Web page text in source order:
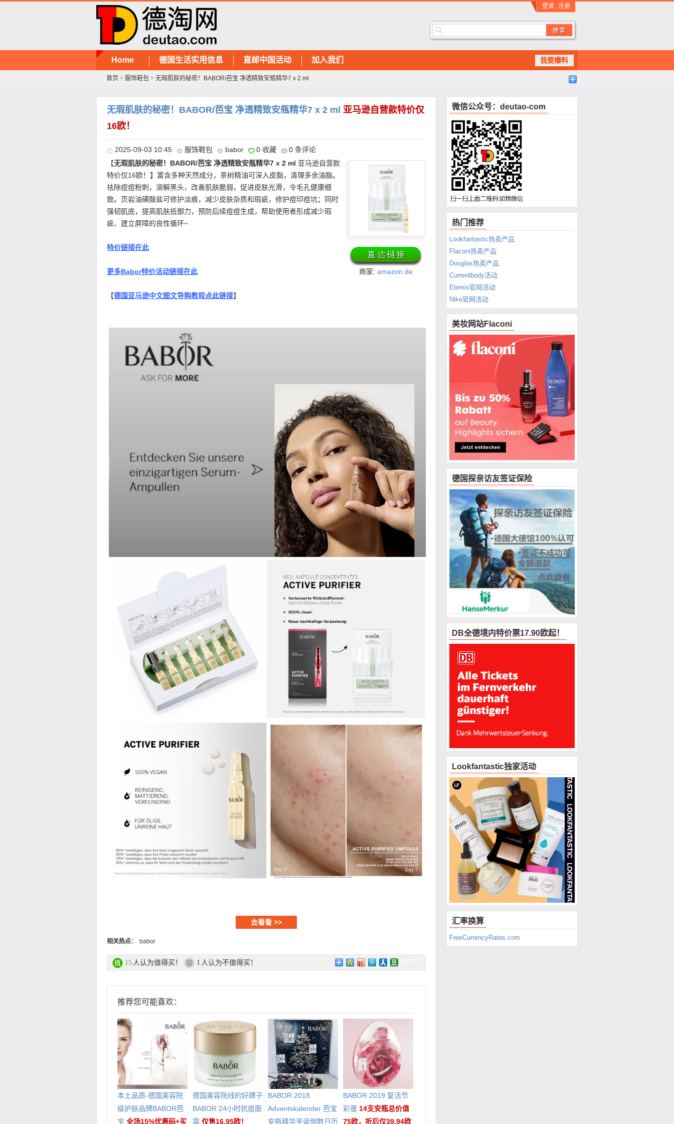
登录 注册
我要爆料
Home 德国生活实用信息 直邮中国活动 加入我们
首页 > 服饰鞋包 > 无瑕肌肤的秘密！BABOR/芭宝 净透精致安瓶精华7 x 2 ml
无瑕肌肤的秘密！BABOR/芭宝 净透精致安瓶精华7 x 2 ml 亚马逊自营款特价仅
16欧！
2025-09-03 10:45 服饰鞋包 babor 0 收藏 0 条评论
商家: amazon.de
【无瑕肌肤的秘密！BABOR/芭宝 净透精致安瓶精华7 x 2 ml 亚马逊自营款
特价仅16欧！】富含多种天然成分，茶树精油可深入皮脂，清理多余油脂。
祛除痘痘粉刺，溶解黑头，改善肌肤脆弱，促进皮肤光滑，令毛孔健康细
致。页岩油磺酸盐可修护淡痕，减少皮肤杂质和瑕疵，修护痘印痘坑；同时
强韧肌底，提高肌肤抵御力，预防后续痘痘生成，帮助使用者形成减少瑕
疵、建立屏障的良性循环~
特价链接在此
更多Babor特价活动链接在此
【德国亚马逊中文图文导购教程点此链接】
去看看 >>
相关热点： babor
15 人认为值得买！ 1 人认为不值得买！
推荐您可能喜欢：
本土品质-德国美容院
级护肤品牌BABOR芭
宝 全场15%优惠码+买
德国美容院线的好牌子
BABOR 24小时抗痘面
霜 仅售16.95欧！
BABOR 2018
Adventskalender 芭宝
安瓶精华圣诞倒数日历
BABOR 2019 复活节
彩蛋 14支安瓶总价值
75欧，折后仅39.94欧
微信公众号：deutao-com
热门推荐
Lookfantastic热卖产品
Flaconi热卖产品
Douglas热卖产品
Currentbody活动
Elemis官网活动
Nike官网活动
美妆网站Flaconi
德国探亲访友签证保险
DB全德境内特价票17.90欧起！
Lookfantastic独家活动
汇率换算
FreeCurrencyRates.com